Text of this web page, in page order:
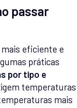
passar
eficiente e
práticas
por tipo e
temperaturas
mais